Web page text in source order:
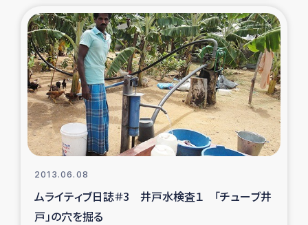
スリランカ南部洪水被災者支援
スリランカの南北女性をつなぐサリー・リサイクル・プロ
ジェクト
復興支援事業
民際教育事業
2013.06.08
ムライティブ日誌＃3 井戸水検査１ 「チューブ井
戸」の穴を掘る